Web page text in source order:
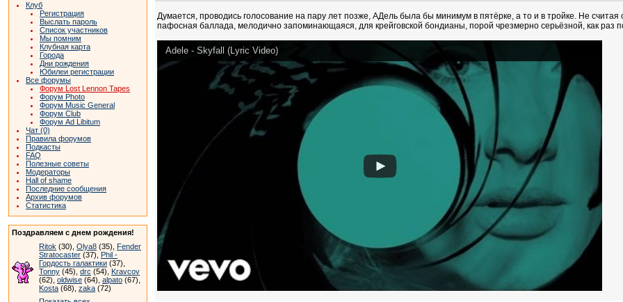
Клуб
Регистрация
Выслать пароль
Список участников
Мы помним
Клубная карта
Города
Дни рождения
Юбилеи регистрации
Все форумы
Форум Lost Lennon Tapes
Форум Photo
Форум Music General
Форум Club
Форум Ad Libitum
Чат (0)
Правила форумов
Подкасты
FAQ
Полезные советы
Модераторы
Hall of shame
Последние сообщения
Архив форумов
Статистика
Поздравляем с днем рождения!
Ritok (30), Olya8 (35), Fender
Stratocaster (37), Phil -
Гордость галактики (37),
Tonny (45), drc (54), Kravcov
(62), oldwise (64), alpato (67),
Kosta (68), zaka (72)
Думается, проводись голосование на пару лет позже, АДель была бы минимум в пятёрке, а то и в тройке. Не
пафосная баллада, мелодично запоминающаяся, для крейговской бондианы, порой чрезмерно серьёзной, как раз
Adele - Skyfall (Lyric Video)